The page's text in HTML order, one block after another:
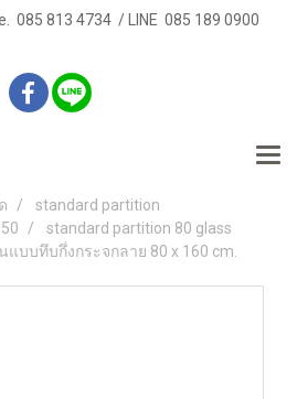
085 813 4734 / LINE 085 189 0900
standard partition
standard partition 80 glass
บบทึบกึ่งกระจกลาย 80 x 160 cm.